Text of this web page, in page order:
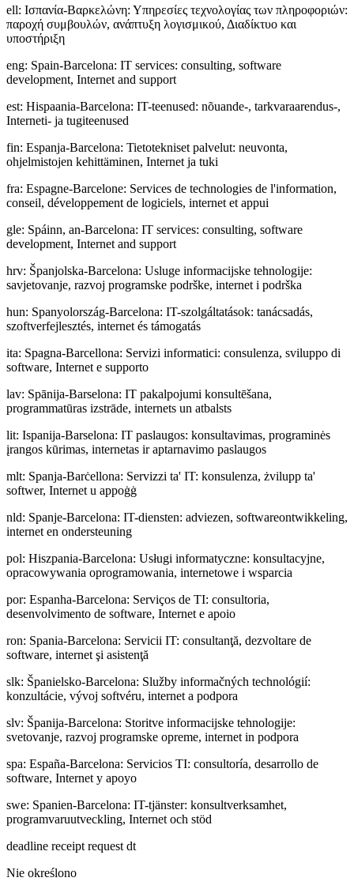
ell: Ισπανία-Βαρκελώνη: Υπηρεσίες τεχνολογίας των πληροφοριών:
παροχή συμβουλών, ανάπτυξη λογισμικού, Διαδίκτυο και
υποστήριξη
eng: Spain-Barcelona: IT services: consulting, software
development, Internet and support
est: Hispaania-Barcelona: IT-teenused: nõuande-, tarkvaraarendus-,
Interneti- ja tugiteenused
fin: Espanja-Barcelona: Tietotekniset palvelut: neuvonta,
ohjelmistojen kehittäminen, Internet ja tuki
fra: Espagne-Barcelone: Services de technologies de l'information,
conseil, développement de logiciels, internet et appui
gle: Spáinn, an-Barcelona: IT services: consulting, software
development, Internet and support
hrv: Španjolska-Barcelona: Usluge informacijske tehnologije:
savjetovanje, razvoj programske podrške, internet i podrška
hun: Spanyolország-Barcelona: IT-szolgáltatások: tanácsadás,
szoftverfejlesztés, internet és támogatás
ita: Spagna-Barcellona: Servizi informatici: consulenza, sviluppo di
software, Internet e supporto
lav: Spānija-Barselona: IT pakalpojumi konsultēšana,
programmatūras izstrāde, internets un atbalsts
lit: Ispanija-Barselona: IT paslaugos: konsultavimas, programinės
įrangos kūrimas, internetas ir aptarnavimo paslaugos
mlt: Spanja-Barċellona: Servizzi ta' IT: konsulenza, żvilupp ta'
softwer, Internet u appoġġ
nld: Spanje-Barcelona: IT-diensten: adviezen, softwareontwikkeling,
internet en ondersteuning
pol: Hiszpania-Barcelona: Usługi informatyczne: konsultacyjne,
opracowywania oprogramowania, internetowe i wsparcia
por: Espanha-Barcelona: Serviços de TI: consultoria,
desenvolvimento de software, Internet e apoio
ron: Spania-Barcelona: Servicii IT: consultanţă, dezvoltare de
software, internet şi asistenţă
slk: Španielsko-Barcelona: Služby informačných technológií:
konzultácie, vývoj softvéru, internet a podpora
slv: Španija-Barcelona: Storitve informacijske tehnologije:
svetovanje, razvoj programske opreme, internet in podpora
spa: España-Barcelona: Servicios TI: consultoría, desarrollo de
software, Internet y apoyo
swe: Spanien-Barcelona: IT-tjänster: konsultverksamhet,
programvaruutveckling, Internet och stöd
deadline receipt request dt
Nie określono